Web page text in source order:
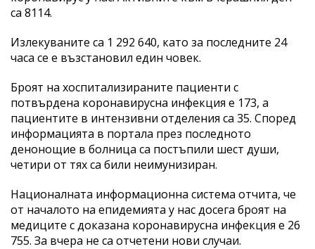
са 8114.
Излекуваните са 1 292 640, като за последните 24
часа се е възстановил един човек.
Броят на хоспитализираните пациенти с
потвърдена коронавирусна инфекция е 173, а
пациентите в интензивни отделения са 35. Според
информацията в портала през последното
денонощие в болница са постъпили шест души,
четири от тях са били неимунизиран.
Националната информационна система отчита, че
от началото на епидемията у нас досега броят на
медиците с доказана коронавирусна инфекция е 26
755. За вчера не са отчетени нови случаи.